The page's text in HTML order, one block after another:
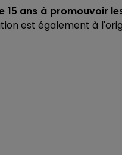
ans à promouvoir
est également à